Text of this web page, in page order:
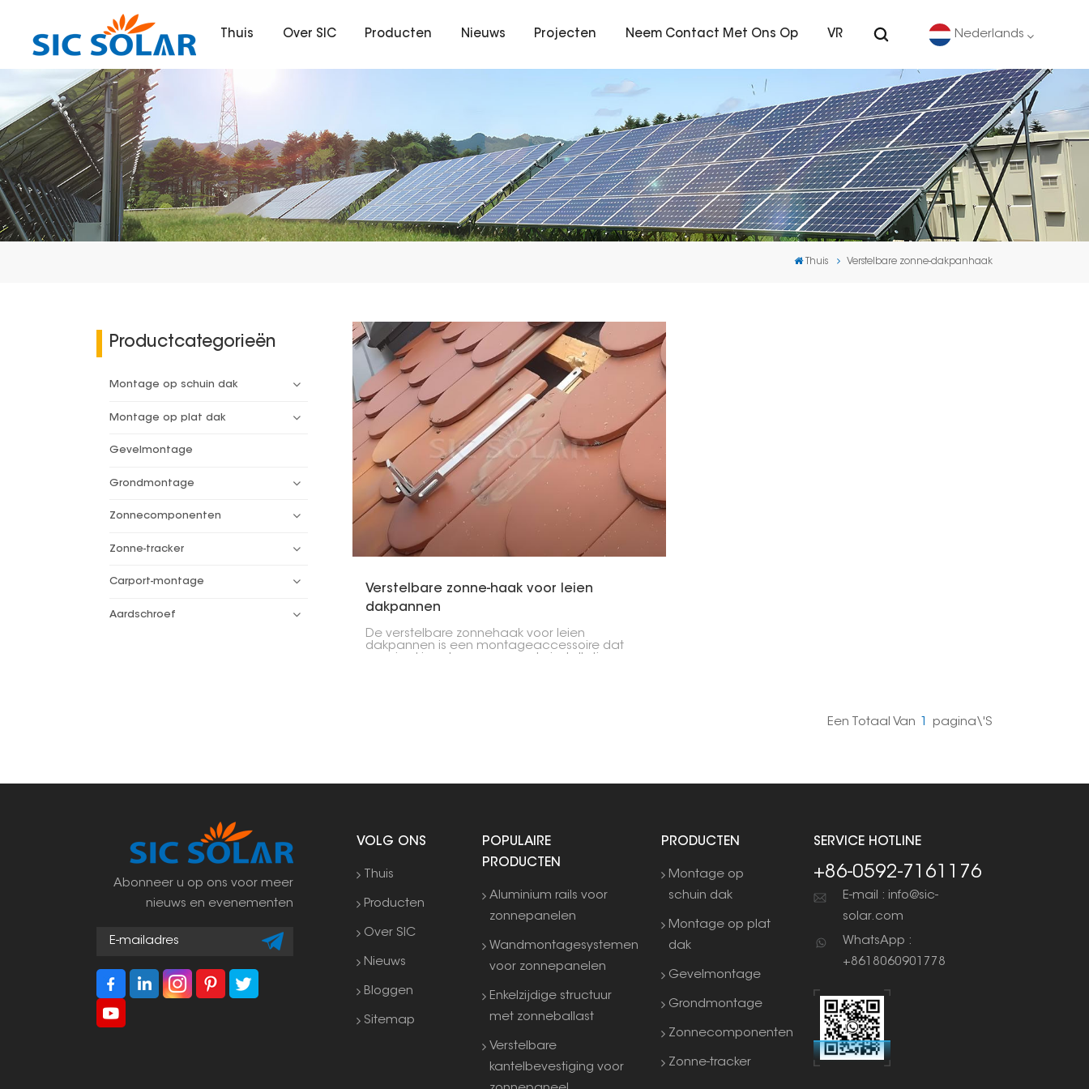
Thuis Over SIC Producten Nieuws Projecten Neem Contact Met Ons Op VR Nederlands
English
Deutsch
español
português
Thuis Verstelbare zonne-dakpanhaak
Productcategorieën
Montage op schuin dak
Montage op plat dak
Gevelmontage
Grondmontage
Zonnecomponenten
Zonne-tracker
Carport-montage
Aardschroef
Verstelbare zonne-haak voor leien
dakpannen
De verstelbare zonnehaak voor leien
dakpannen is een montageaccessoire dat
Een Totaal Van Pagina\'s
Abonneer u op ons voor meer
nieuws en evenementen
VOLG ONS
Thuis
Producten
Over SIC
Nieuws
Bloggen
Sitemap
POPULAIRE
PRODUCTEN
Aluminium rails voor
zonnepanelen
Wandmontagesystemen
voor zonnepanelen
Enkelzijdige structuur
met zonneballast
Verstelbare
kantelbevestiging voor
PRODUCTEN
Montage op
schuin dak
Montage op plat
dak
Gevelmontage
Grondmontage
Zonnecomponenten
Zonne-tracker
SERVICE HOTLINE
+86-0592-7161176
E-mail : info@sic-
solar.com
WhatsApp :
+8618060901778